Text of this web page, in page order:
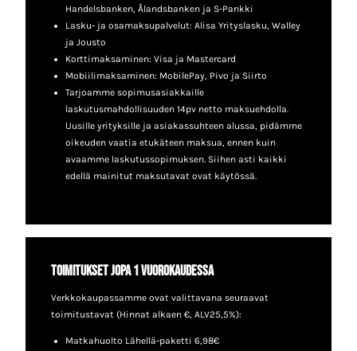
Handelsbanken, Ålandsbanken ja S-Pankki
Lasku- ja osamaksupalvelut: Alisa Yrityslasku, Walley
ja Jousto
Korttimaksaminen: Visa ja Mastercard
Mobiilimaksaminen: MobilePay, Pivo ja Siirto
Tarjoamme sopimusasiakkaille
laskutusmahdollisuuden 14pv netto maksuehdolla.
Uusille yrityksille ja asiakassuhteen alussa, pidämme
oikeuden vaatia etukäteen maksua, ennen kuin
avaamme laskutussopimuksen. Siihen asti kaikki
edellä mainitut maksutavat ovat käytössä.
Toimitukset jopa 1 vuorokaudessa
Verkkokaupassamme ovat valittavana seuraavat
toimitustavat (Hinnat alkaen €, ALV25,5%):
Matkahuolto Lähellä-paketti 6,98€